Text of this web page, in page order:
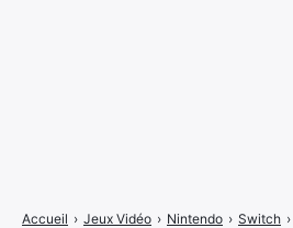
Accueil › Jeux Vidéo › Nintendo › Switch ›